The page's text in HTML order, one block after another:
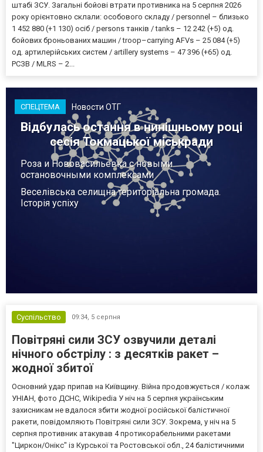
штабі ЗСУ. Загальні бойові втрати противника на 5 серпня 2026
року орієнтовно склали: особового складу / personnel – близько
1 452 880 (+1 130) осіб / persons танків / tanks – 12 242 (+5) од.
бойових броньованих машин / troop–carrying AFVs – 25 084 (+5)
од. артилерійських систем / artillery systems – 47 396 (+65) од.
РСЗВ / MLRS – 2...
СПЕЦТЕМА Новости ОТГ
Відбулась остання в нинішньому році
сесія Токмацької міськради
Роза и Нововасильевка с новыми
остановочными комплексами
Веселівська селищна територіальна громада.
Історія успіху
Суспільство 09:34, 5 серпня
Повітряні сили ЗСУ озвучили деталі
нічного обстрілу : з десятків ракет –
жодної збитої
Основний удар припав на Київщину. Війна продовжується / колаж
УНІАН, фото ДСНС, Wikipedia У ніч на 5 серпня українським
захисникам не вдалося збити жодної російської балістичної
ракети, повідомляють Повітряні сили ЗСУ. Зокрема, у ніч на 5
серпня противник атакував 4 протикорабельними ракетами
"Циркон/Онікс" із Курської та Ростовської обл., 24 балістичними